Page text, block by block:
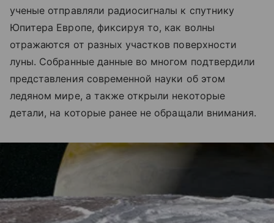
ученые отправляли радиосигналы к спутнику
Юпитера Европе, фиксируя то, как волны
отражаются от разных участков поверхности
луны. Собранные данные во многом подтвердили
представления современной науки об этом
ледяном мире, а также открыли некоторые
детали, на которые ранее не обращали внимания.